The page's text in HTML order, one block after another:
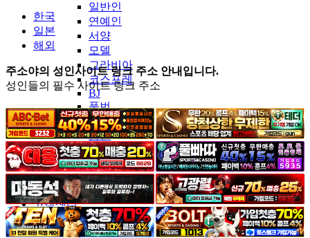
일반인
연예인
서양
모델
그라비아
코스프레
BJ
품번
후방주의
움짤
스포츠
기타
야썰
고객센터
공지&이벤트
한국
일본
해외
주소야의 성인사이트 링크 주소 안내입니다.
성인들의 필수 사이트 링크 주소